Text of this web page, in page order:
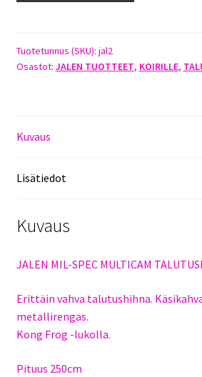
SPEC
MULTICAM
FROG
LUKOLLA
Tuotetunnus (SKU): jal2
Osastot: JALEN TUOTTEET, KOIRILLE,
Kuvaus
Lisätiedot
Kuvaus
JALEN MIL-SPEC MULTICAM
Erittäin vahva talutushihna.
metallirengas.
Kong Frog -lukolla.
Pituus 250cm